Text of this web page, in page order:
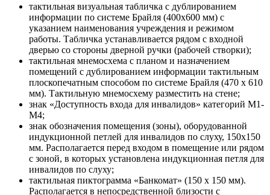
тактильная визуальная табличка с дублированием
информации по системе Брайля (400х600 мм) с
указанием наименования учреждения и режимом
работы. Табличка устанавливается рядом с входной
дверью со стороны дверной ручки (рабочей створки);
тактильная мнемосхема с планом и назначением
помещений с дублированием информации тактильным
плоскопечатным способом по системе Брайля (470 х 610
мм). Тактильную мнемосхему разместить на стене;
знак «Доступность входа для инвалидов» категорий М1-
М4;
знак обозначения помещения (зоны), оборудованной
индукционной петлей для инвалидов по слуху, 150х150
мм. Располагается перед входом в помещение или рядом
с зоной, в которых установлена индукционная петля для
инвалидов по слуху;
тактильная пиктограмма «Банкомат» (150 х 150 мм).
Располагается в непосредственной близости с